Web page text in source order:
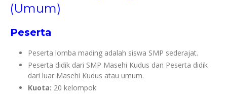
(Umum)
Peserta
Peserta lomba mading adalah siswa SMP sederajat.
Peserta didik dari SMP Masehi Kudus dan Peserta didik
dari luar Masehi Kudus atau umum.
Kuota: 20 kelompok